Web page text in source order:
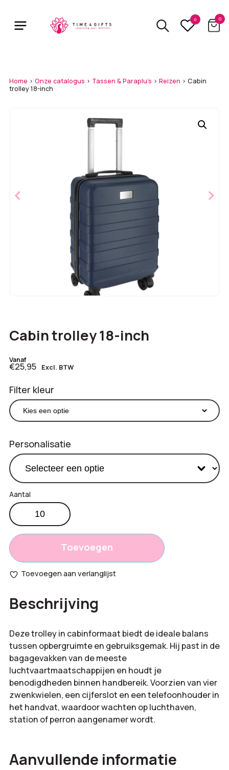
main
0 0
Home > Onze catalogus > Tassen & Paraplu's > Reizen > Cabin
trolley 18-inch
Cabin trolley 18-inch
Vanaf
€25,95 Excl. BTW
Filter kleur
Personalisatie
Productprijs:
Totaal
opties:
totaal:
Cabin
trolley
18-
inch
aantal
Toevoegen
Toevoegen aan verlanglijst
Beschrijving
Deze trolley in cabinformaat biedt de ideale balans
tussen opbergruimte en gebruiksgemak. Hij past in de
bagagevakken van de meeste
luchtvaartmaatschappijen en houdt je
benodigdheden binnen handbereik. Voorzien van vier
zwenkwielen, een cijferslot en een telefoonhouder in
het handvat, waardoor wachten op luchthaven,
station of perron aangenamer wordt.
Aanvullende informatie